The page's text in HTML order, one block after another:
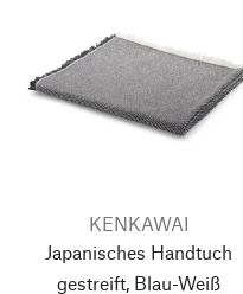
KENKAWAI
Japanisches Handtuch
gestreift, Blau-Weiß